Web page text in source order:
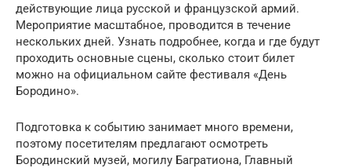
действующие лица русской и французской армий.
Мероприятие масштабное, проводится в течение
нескольких дней. Узнать подробнее, когда и где будут
проходить основные сцены, сколько стоит билет
можно на официальном сайте фестиваля «День
Бородино».
Подготовка к событию занимает много времени,
поэтому посетителям предлагают осмотреть
Бородинский музей, могилу Багратиона, Главный